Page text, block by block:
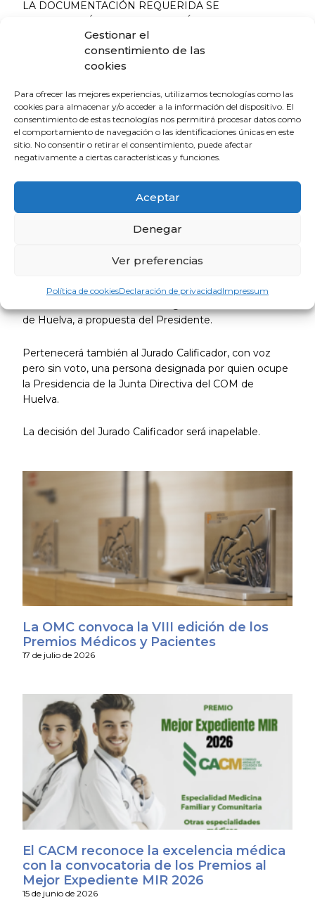
Gestionar el
consentimiento de las
cookies
Para ofrecer las mejores experiencias, utilizamos tecnologías como las
cookies para almacenar y/o acceder a la información del dispositivo. El
consentimiento de estas tecnologías nos permitirá procesar datos como
el comportamiento de navegación o las identificaciones únicas en este
sitio. No consentir o retirar el consentimiento, puede afectar
negativamente a ciertas características y funciones.
Aceptar
Denegar
Ver preferencias
Política de cookiesDeclaración de privacidadImpressum
LA DOCUMENTACIÓN REQUERIDA SE
PRESENTARÁ EN LA SECRETARÍA DEL COLEGIO DE
MÉDICOS ANTES DE LA FECHA INDICADA
ANTERIORMENTE.
Estará formado por un representante de cada una de
las Comisiones de Docencia de los hospitales de
nuestra provincia que la tengan constituida, un
representante de la Unidad Docente de Medicina
Familiar y Comunitaria de Huelva, un representante de
los Tutores del Área Médica y otro del Área Quirúrgica,
un representante de los Tutores de Especialidades
centralizadas, y otro de los de Medicina Familiar y
Fundación Atlantic Copper.
Su nombramiento será realizado formalmente por la
de Huelva, a propuesta del Presidente.
Pertenecerá también al Jurado Calificador, con voz
pero sin voto, una persona designada por quien ocupe
la Presidencia de la Junta Directiva del COM de
Huelva.
La decisión del Jurado Calificador será inapelable.
La OMC convoca la VIII edición de los
Premios Médicos y Pacientes
17 de julio de 2026
El CACM reconoce la excelencia médica
con la convocatoria de los Premios al
Mejor Expediente MIR 2026
15 de junio de 2026